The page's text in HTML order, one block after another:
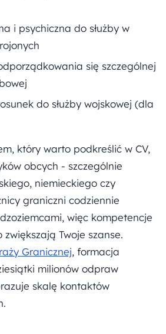
i psychiczna do służby w
się szczególnej
do służby wojskowej (dla
który warto podkreślić w CV,
obcych - szczególnie
niemieckiego czy
graniczni codziennie
więc kompetencje
Twoje szanse.
Granicznej, formacja
milionów odpraw
skalę kontaktów